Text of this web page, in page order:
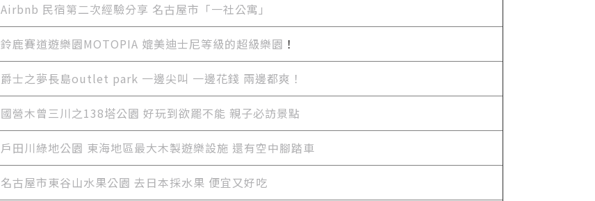
Airbnb 民宿第二次經驗分享 名古屋市「一社公寓」
鈴鹿賽道遊樂園MOTOPIA 媲美迪士尼等級的超級樂園 ！
爵士之夢長島outlet park 一邊尖叫 一邊花錢 兩邊都爽！
國營木曾三川之138塔公園 好玩到欲罷不能 親子必訪景點
戶田川綠地公園 東海地區最大木製遊樂設施 還有空中腳踏車
名古屋市東谷山水果公園 去日本採水果 便宜又好吃